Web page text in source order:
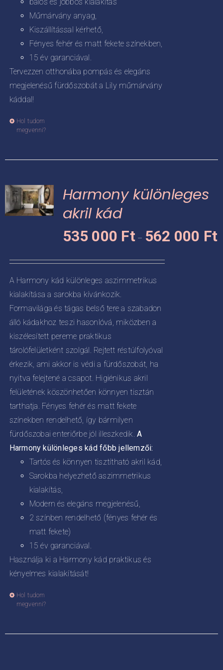
Műmárvány anyag,
Kiszállítással kérhető,
Fényes fehér és matt fekete színekben,
15 év garanciával.
Tervezzen otthonába pompás és elegáns
megjelenésű fürdőszobát a Lily műmárvány
káddal!
Hol tudom
megvenni?
van.
A
változatok
a
választhatók
ki
Harmony különleges
akril kád
535 000 Ft – 562 000 Ft
A Harmony kád különleges aszimmetrikus
kialakítása a sarokba kívánkozik.
Formavilága és tágas belső tere a szabadon
álló kádakhoz teszi hasonlóvá, miközben a
kiszélesített pereme praktikus
tárolófelületként szolgál. Rejtett réstúlfolyóval
érkezik, ami akkor is védi a fürdőszobát, ha
nyitva felejtené a csapot. Higiénikus akril
felületének köszönhetően könnyen tisztán
tarthatja. Fényes fehér és matt fekete
színekben rendelhető, így bármilyen
fürdőszobai enteriőrbe jól illeszkedik.A
Harmony különleges kád főbb jellemzői:
Tartós és könnyen tisztítható akril kád,
Sarokba helyezhető aszimmetrikus
kialakítás,
Modern és elegáns megjelenésű,
2 színben rendelhető (fényes fehér és
matt fekete)
15 év garanciával.
Használja ki a Harmony kád praktikus és
kényelmes kialakítását!
Hol tudom
megvenni?